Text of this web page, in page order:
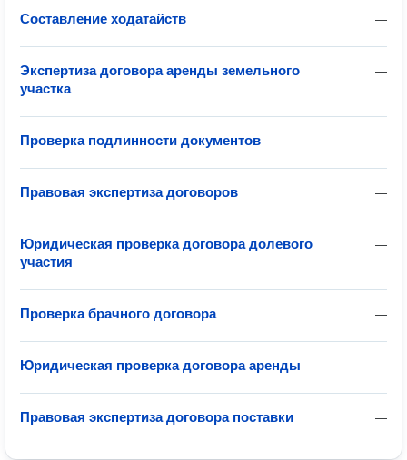
—
Составление ходатайств
—
Экспертиза договора аренды земельного
участка
—
Проверка подлинности документов
—
Правовая экспертиза договоров
—
Юридическая проверка договора долевого
участия
—
Проверка брачного договора
—
Юридическая проверка договора аренды
—
Правовая экспертиза договора поставки